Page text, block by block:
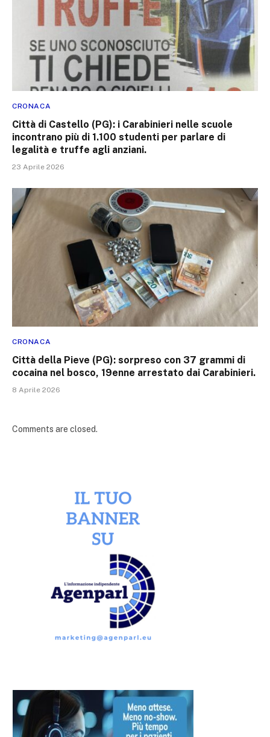
CRONACA
Città di Castello (PG): i Carabinieri nelle scuole
incontrano più di 1.100 studenti per parlare di
legalità e truffe agli anziani.
23 Aprile 2026
CRONACA
Città della Pieve (PG): sorpreso con 37 grammi di
cocaina nel bosco, 19enne arrestato dai Carabinieri.
8 Aprile 2026
Comments are closed.